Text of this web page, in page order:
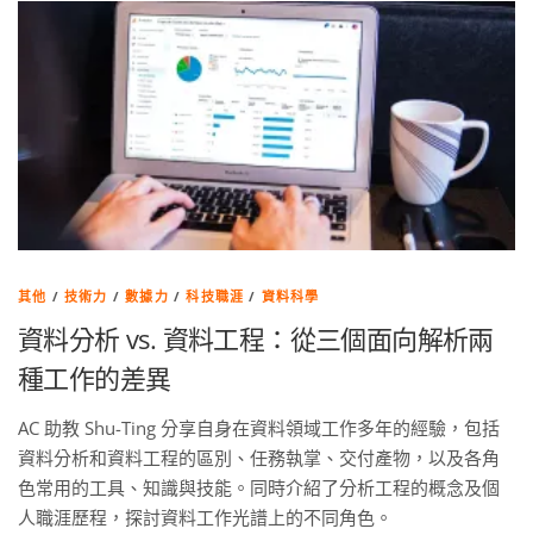
其他 /技術力 /數據力 /科技職涯 / 資料科學
資料分析 vs. 資料工程：從三個面向解析兩
種工作的差異
AC 助教 Shu-Ting 分享自身在資料領域工作多年的經驗，包括
資料分析和資料工程的區別、任務執掌、交付產物，以及各角
色常用的工具、知識與技能。同時介紹了分析工程的概念及個
人職涯歷程，探討資料工作光譜上的不同角色。